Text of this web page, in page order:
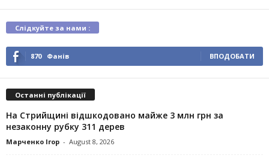
Слідкуйте за нами :
870 Фанів ВПОДОБАТИ
Останні публікації
На Стрийщині відшкодовано майже 3 млн грн за
незаконну рубку 311 дерев
Марченко Ігор - August 8, 2026